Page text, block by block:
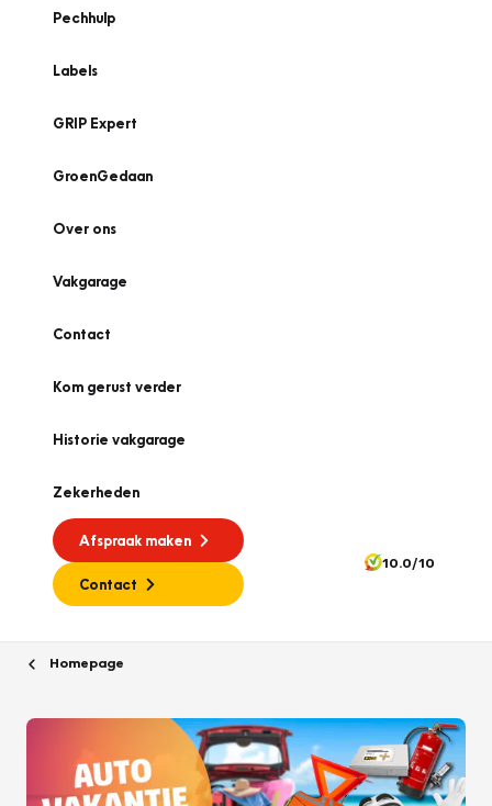
Pechhulp
Labels
GRIP Expert
GroenGedaan
Over ons
Vakgarage
Contact
Kom gerust verder
Historie vakgarage
Zekerheden
Afspraak maken
Contact
10.0/10
Homepage